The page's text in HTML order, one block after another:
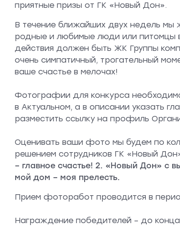
приятные призы от ГК «Новый Дон».
В течение ближайших двух недель
родные и любимые люди или питомцы
действия должен быть ЖК Группы
очень симпатичный, трогательный
ваше счастье в мелочах!
Фотографии для конкурса
в Актуальном, а в описании указать
разместить ссылку на профиль
Оценивать ваши фото мы будем по
решением сотрудников ГК «Новый
– главное счастье! 2. «Новый Дон» с
мой дом – моя прелесть.
Прием фоторабот проводится в
Награждение победителей – до